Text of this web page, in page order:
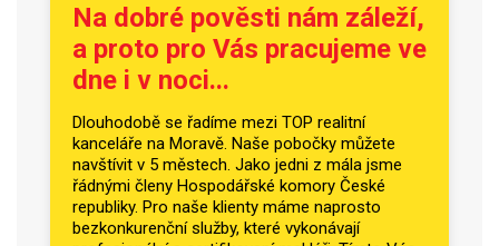
Na dobré pověsti nám záleží,
a proto pro Vás pracujeme ve
dne i v noci...
Dlouhodobě se řadíme mezi TOP realitní
kanceláře na Moravě. Naše pobočky můžete
navštívit v 5 městech. Jako jedni z mála jsme
řádnými členy Hospodářské komory České
republiky. Pro naše klienty máme naprosto
bezkonkurenční služby, které vykonávají